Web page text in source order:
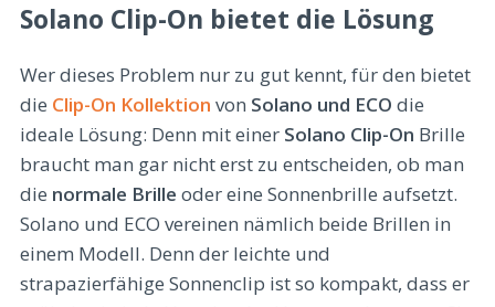
Solano Clip-On bietet die Lösung
Wer dieses Problem nur zu gut kennt, für den bietet
die Clip-On Kollektion von Solano und ECO die
ideale Lösung: Denn mit einer Solano Clip-On Brille
braucht man gar nicht erst zu entscheiden, ob man
die normale Brille oder eine Sonnenbrille aufsetzt.
Solano und ECO vereinen nämlich beide Brillen in
einem Modell. Denn der leichte und
strapazierfähige Sonnenclip ist so kompakt, dass er